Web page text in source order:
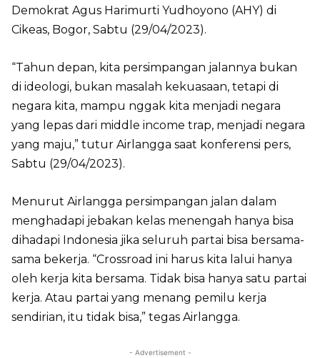
Demokrat Agus Harimurti Yudhoyono (AHY) di
Cikeas, Bogor, Sabtu (29/04/2023).
“Tahun depan, kita persimpangan jalannya bukan
di ideologi, bukan masalah kekuasaan, tetapi di
negara kita, mampu nggak kita menjadi negara
yang lepas dari middle income trap, menjadi negara
yang maju,” tutur Airlangga saat konferensi pers,
Sabtu (29/04/2023).
Menurut Airlangga persimpangan jalan dalam
menghadapi jebakan kelas menengah hanya bisa
dihadapi Indonesia jika seluruh partai bisa bersama-
sama bekerja. “Crossroad ini harus kita lalui hanya
oleh kerja kita bersama. Tidak bisa hanya satu partai
kerja. Atau partai yang menang pemilu kerja
sendirian, itu tidak bisa,” tegas Airlangga.
- Advertisement -